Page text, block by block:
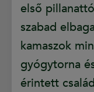
első
szabad
kamaszok
gyógytorna
érintett